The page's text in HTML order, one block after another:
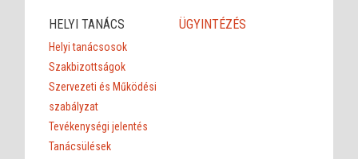
HELYI TANÁCS
Helyi tanácsosok
Szakbizottságok
Szervezeti és Működési
szabályzat
Tevékenységi jelentés
Tanácsülések
ÜGYINTÉZÉS